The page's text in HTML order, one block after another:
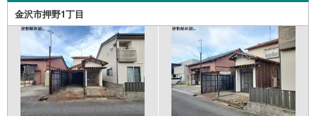
金沢市押野1丁目